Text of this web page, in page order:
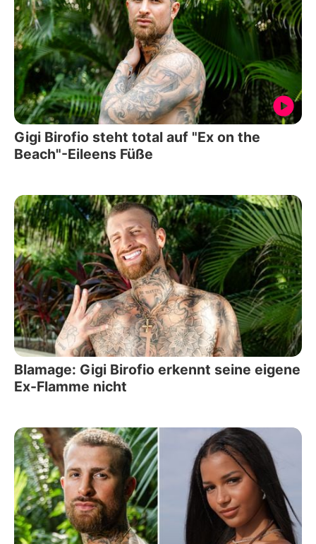
Gigi Birofio steht total auf "Ex on the
Beach"-Eileens Füße
Blamage: Gigi Birofio erkennt seine eigene
Ex-Flamme nicht